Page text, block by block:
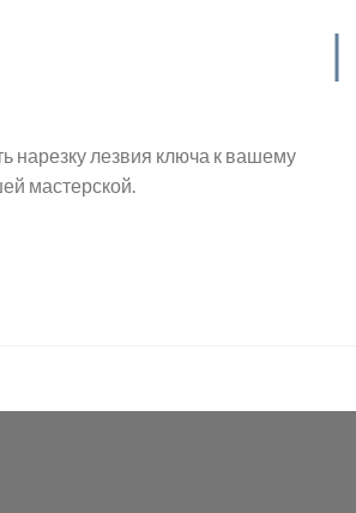
нарезку лезвия ключа к вашему
мастерской.